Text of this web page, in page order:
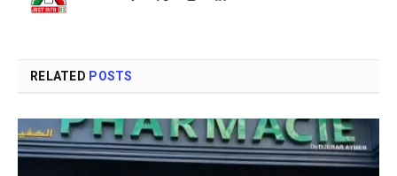
RELATED POSTS